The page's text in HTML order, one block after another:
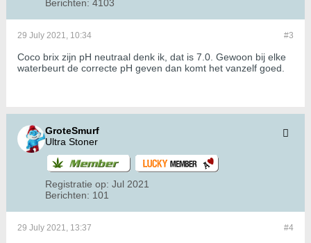
Berichten: 4103
#3
29 July 2021, 10:34
Coco brix zijn pH neutraal denk ik, dat is 7.0. Gewoon bij elke
waterbeurt de correcte pH geven dan komt het vanzelf goed.
GroteSmurf
Ultra Stoner
Registratie op: Jul 2021
Berichten: 101
#4
29 July 2021, 13:37